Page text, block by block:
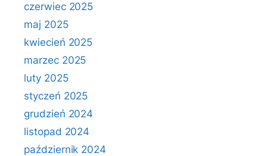
czerwiec 2025
maj 2025
kwiecień 2025
marzec 2025
luty 2025
styczeń 2025
grudzień 2024
listopad 2024
październik 2024